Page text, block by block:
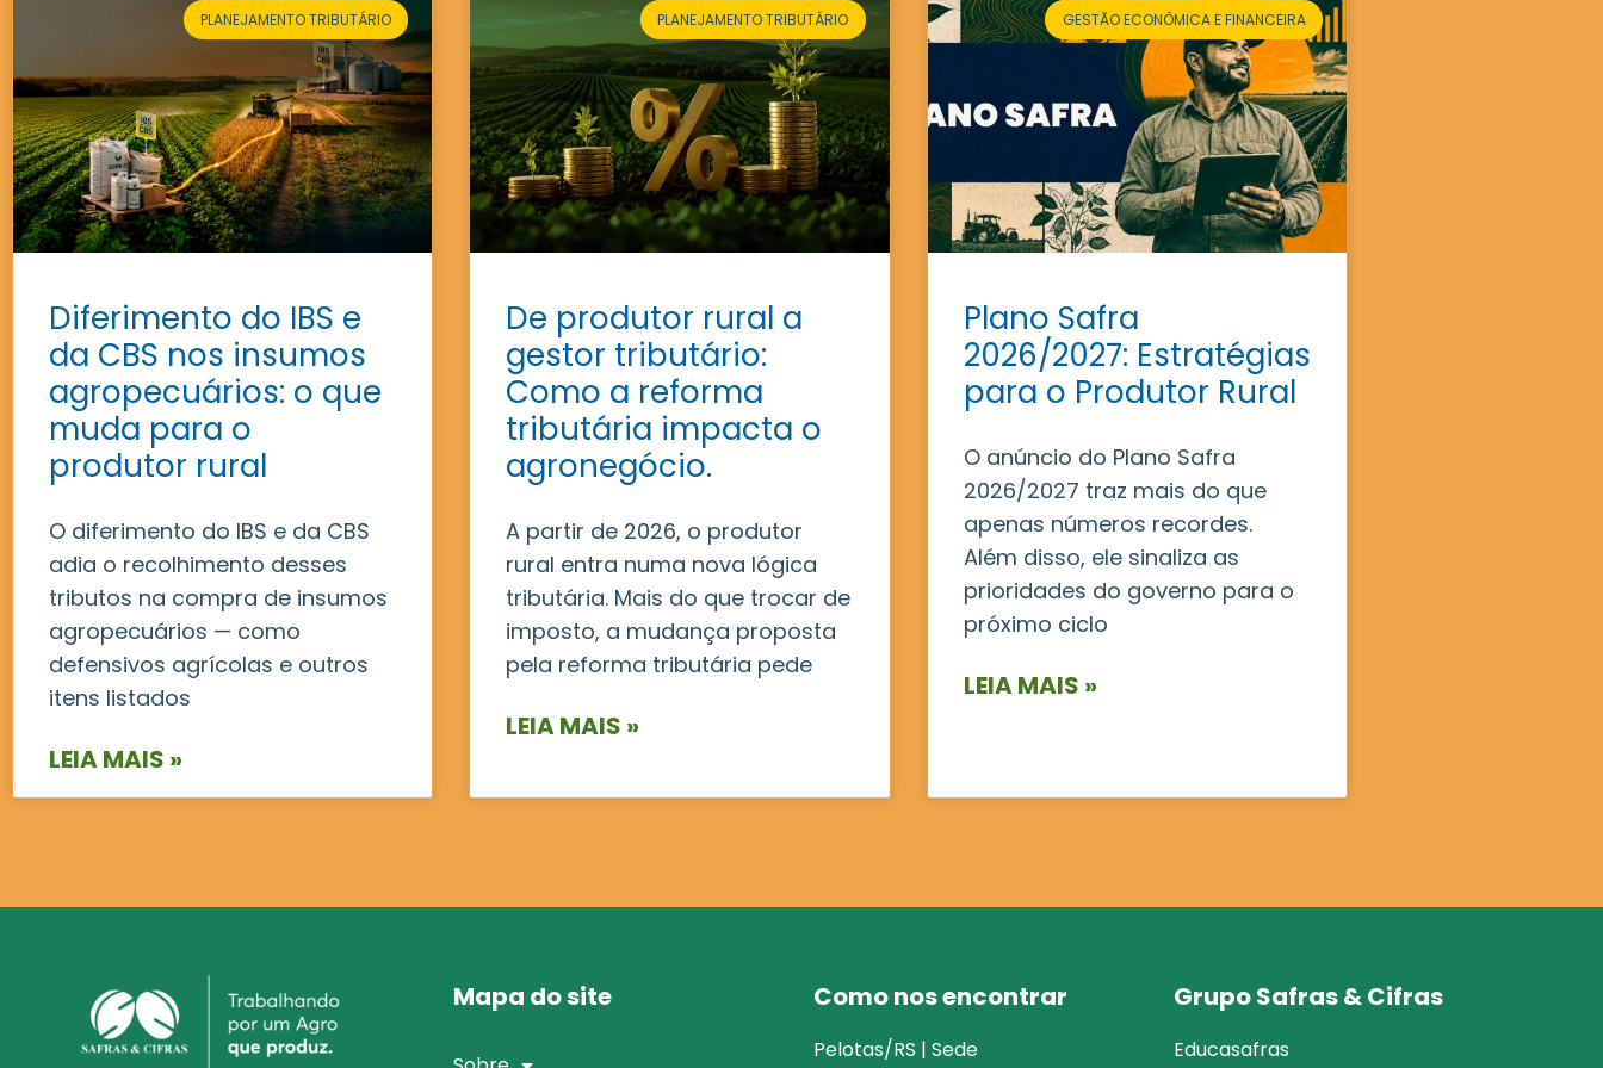
PLANEJAMENTO TRIBUTÁRIO
Diferimento do IBS e
da CBS nos insumos
agropecuários: o que
muda para o
produtor rural
O diferimento do IBS e da CBS
adia o recolhimento desses
tributos na compra de insumos
agropecuários — como
defensivos agrícolas e outros
itens listados
LEIA MAIS »
PLANEJAMENTO TRIBUTÁRIO
De produtor rural a
gestor tributário:
Como a reforma
tributária impacta o
agronegócio.
A partir de 2026, o produtor
rural entra numa nova lógica
tributária. Mais do que trocar de
imposto, a mudança proposta
pela reforma tributária pede
LEIA MAIS »
GESTÃO ECONÔMICA E FINANCEIRA
Plano Safra
2026/2027: Estratégias
para o Produtor Rural
O anúncio do Plano Safra
2026/2027 traz mais do que
apenas números recordes.
Além disso, ele sinaliza as
prioridades do governo para o
próximo ciclo
LEIA MAIS »
Mapa do site Como nos encontrar
Pelotas/RS | Sede
Grupo Safras & Cifras
Educasafras